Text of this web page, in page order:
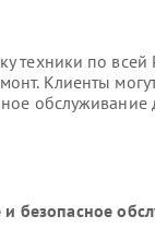
техники по
Клиенты
безопасное